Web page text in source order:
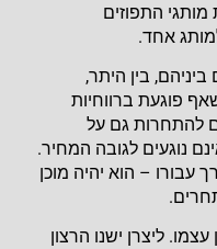
התפוזים
אחד.
בין היתר,
פוגעת ברווחיות
גם על
נוגעים לגובה המחיר.
– הוא יהיה מוכן
ליצרן ישנו הרצון